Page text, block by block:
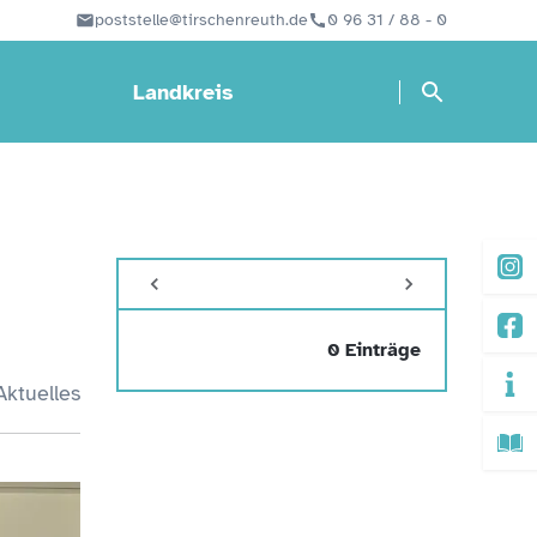
poststelle@tirschenreuth.de 0 96 31 / 88 - 0
Landkreis
0 Einträge